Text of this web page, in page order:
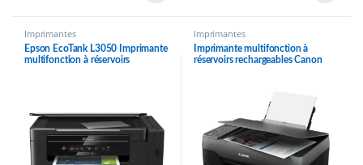
Imprimantes
Epson EcoTank L3050 Imprimante
multifonction à réservoirs
Imprimantes
Imprimante multifonction à
réservoirs rechargeables Canon